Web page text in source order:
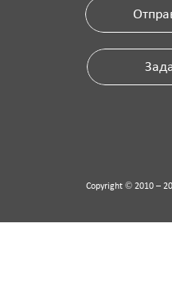
Copyright © 2010 –